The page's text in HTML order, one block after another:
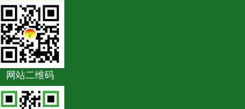
网站二维码